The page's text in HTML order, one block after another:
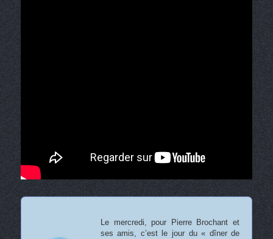
Le mercredi, pour Pierre Brochant et
ses amis, c’est le jour du « dîner de